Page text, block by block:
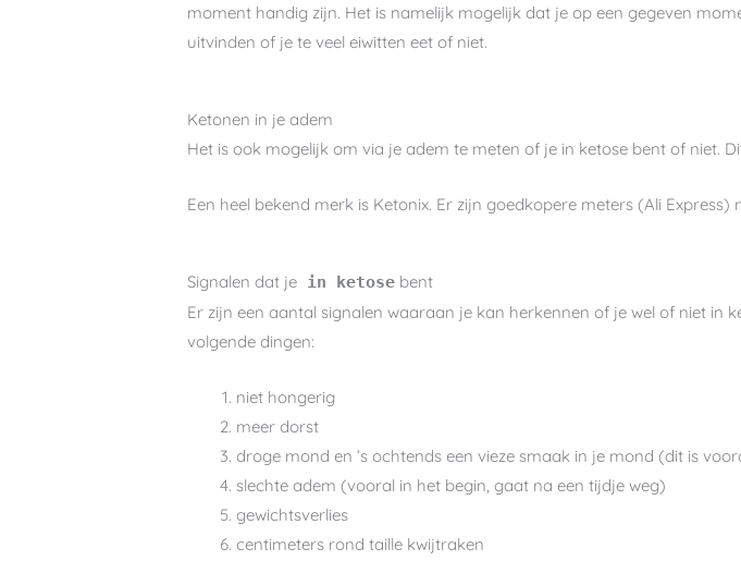
moment handig zijn. Het is namelijk mogelijk dat je op een gegeven
uitvinden of je te veel eiwitten eet of niet.
Ketonen in je adem
Het is ook mogelijk om via je adem te meten of je in ketose bent of niet.
Een heel bekend merk is Ketonix. Er zijn goedkopere meters (Ali
Signalen dat je in ketose bent
Er zijn een aantal signalen waaraan je kan herkennen of je wel of niet in
volgende dingen:
niet hongerig
meer dorst
droge mond en ’s ochtends een vieze smaak in je mond (dit is
slechte adem (vooral in het begin, gaat na een tijdje weg)
gewichtsverlies
centimeters rond taille kwijtraken